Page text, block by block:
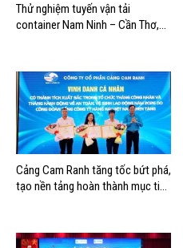
Thử nghiệm tuyến vận tải
container Nam Ninh – Cần Thơ,
Cảng Cam Ranh tăng tốc bứt phá,
tạo nền tảng hoàn thành mục tiêu